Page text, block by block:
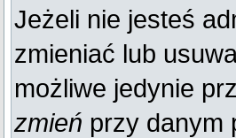
Jeżeli nie jesteś
zmieniać lub
możliwe jedynie
zmień przy danym